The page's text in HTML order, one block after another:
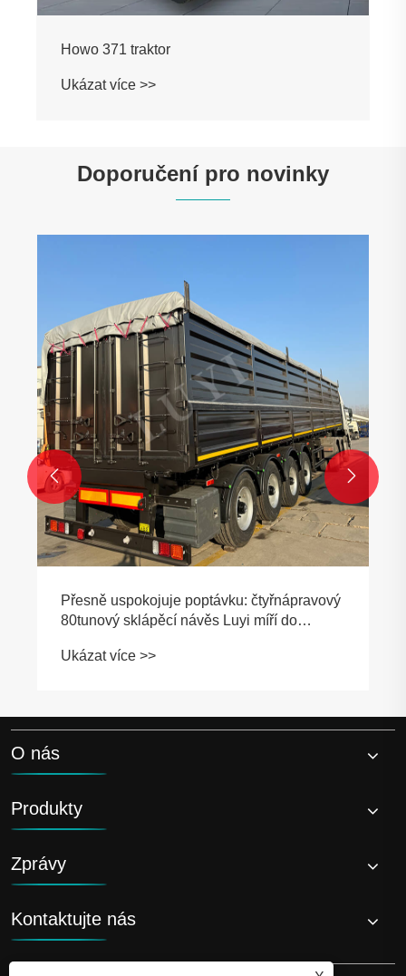
Howo 371 traktor
Ukázat více >>
Doporučení pro novinky
Přesně uspokojuje poptávku: čtyřnápravový
80tunový sklápěcí návěs Luyi míří do
Ukázat více >>
 
O nás
Produkty
Zprávy
Kontaktujte nás